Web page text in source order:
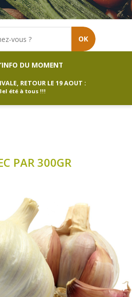
OK
DU MOMENT
RETOUR LE 19 AOUT :
été à tous !!!
PAR 300GR